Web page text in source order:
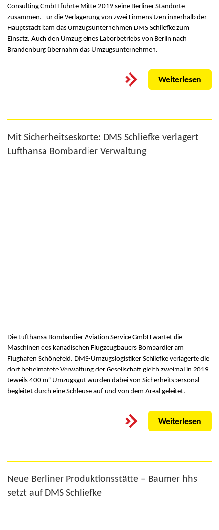
Consulting GmbH führte Mitte 2019 seine Berliner Standorte
zusammen. Für die Verlagerung von zwei Firmensitzen innerhalb der
Hauptstadt kam das Umzugsunternehmen DMS Schliefke zum
Einsatz. Auch den Umzug eines Laborbetriebs von Berlin nach
Brandenburg übernahm das Umzugsunternehmen.
Weiterlesen
Mit Sicherheitseskorte: DMS Schliefke verlagert
Lufthansa Bombardier Verwaltung
Die Lufthansa Bombardier Aviation Service GmbH wartet die
Maschinen des kanadischen Flugzeugbauers Bombardier am
Flughafen Schönefeld. DMS-Umzugslogistiker Schliefke verlagerte die
dort beheimatete Verwaltung der Gesellschaft gleich zweimal in 2019.
Jeweils 400 m³ Umzugsgut wurden dabei von Sicherheitspersonal
begleitet durch eine Schleuse auf und von dem Areal geleitet.
Weiterlesen
Neue Berliner Produktionsstätte – Baumer hhs
setzt auf DMS Schliefke